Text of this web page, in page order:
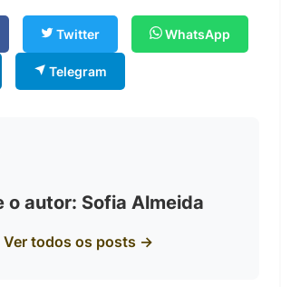
Twitter WhatsApp
Telegram
o autor: Sofia Almeida
Ver todos os posts →